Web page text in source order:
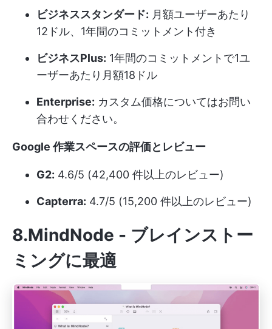
ビジネススタンダード: 月額ユーザーあたり
12ドル、1年間のコミットメント付き
ビジネスPlus: 1年間のコミットメントで1ユ
ーザーあたり月額18ドル
Enterprise: カスタム価格についてはお問い
合わせください。
Google 作業スペースの評価とレビュー
G2: 4.6/5 (42,400 件以上のレビュー)
Capterra: 4.7/5 (15,200 件以上のレビュー)
8.MindNode - ブレインストー
ミングに最適